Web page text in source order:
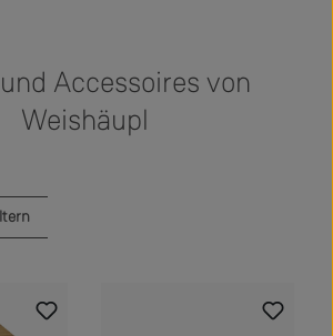
Accessoires von
Weishäupl